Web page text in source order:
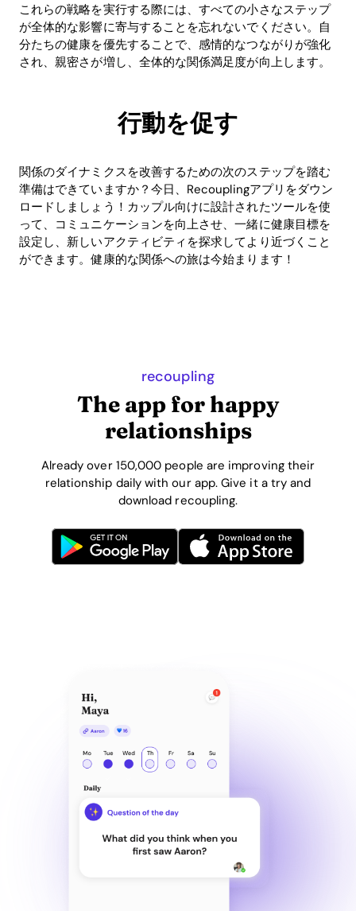
これらの戦略を実行する際には、すべての小さなステップ
が全体的な影響に寄与することを忘れないでください。自
分たちの健康を優先することで、感情的なつながりが強化
され、親密さが増し、全体的な関係満足度が向上します。
行動を促す
関係のダイナミクスを改善するための次のステップを踏む
準備はできていますか？今日、Recouplingアプリをダウン
ロードしましょう！カップル向けに設計されたツールを使
って、コミュニケーションを向上させ、一緒に健康目標を
設定し、新しいアクティビティを探求してより近づくこと
ができます。健康的な関係への旅は今始まります！
recoupling
The app for happy
relationships
Already over 150,000 people are improving their
relationship daily with our app. Give it a try and
download recoupling.